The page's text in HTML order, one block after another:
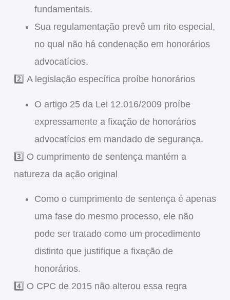
fundamentais.
Sua regulamentação prevê um rito especial,
no qual não há condenação em honorários
advocatícios.
2️⃣ A legislação específica proíbe honorários
O artigo 25 da Lei 12.016/2009 proíbe
expressamente a fixação de honorários
advocatícios em mandado de segurança.
3️⃣ O cumprimento de sentença mantém a
natureza da ação original
Como o cumprimento de sentença é apenas
uma fase do mesmo processo, ele não
pode ser tratado como um procedimento
distintoque justifique a fixação de
honorários.
4️⃣ O CPC de 2015 não alterou essa regra